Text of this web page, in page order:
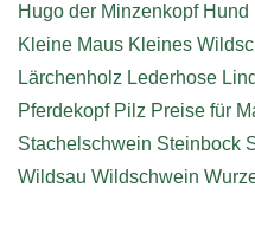
Hugo der Minzenkopf Hund
Kleine Maus Kleines
Lärchenholz Lederhose
Pferdekopf Pilz Preise für
Stachelschwein Steinbock
Wildsau Wildschwein